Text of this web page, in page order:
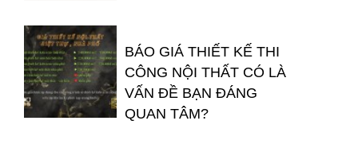
BÁO GIÁ THIẾT KẾ THI
CÔNG NỘI THẤT CÓ LÀ
VẤN ĐỀ BẠN ĐÁNG
QUAN TÂM?